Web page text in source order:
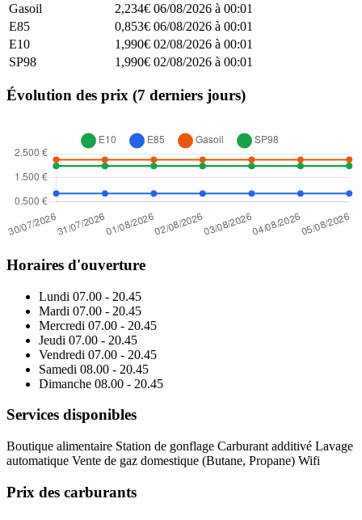
Gasoil
2,234€ 06/08/2026 à 00:01
E85
0,853€ 06/08/2026 à 00:01
E10
1,990€ 02/08/2026 à 00:01
SP98
1,990€ 02/08/2026 à 00:01
Évolution des prix (7 derniers jours)
Horaires d'ouverture
Lundi 07.00 - 20.45
Mardi 07.00 - 20.45
Mercredi 07.00 - 20.45
Jeudi 07.00 - 20.45
Vendredi 07.00 - 20.45
Samedi 08.00 - 20.45
Dimanche 08.00 - 20.45
Services disponibles
Boutique alimentaire Station de gonflage Carburant additivé Lavage
automatique Vente de gaz domestique (Butane, Propane) Wifi
Prix des carburants